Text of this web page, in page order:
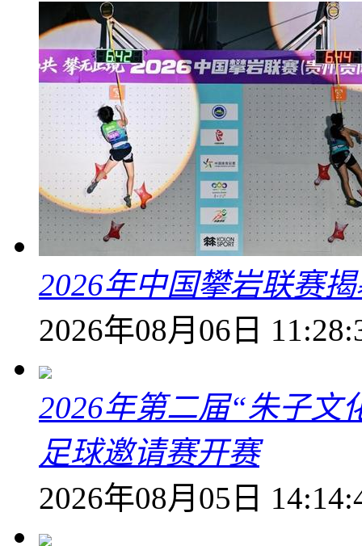
2026年中国攀岩联赛
2026年08月06日
2026年第二届“朱子文
足球邀请赛开赛
2026年08月05日